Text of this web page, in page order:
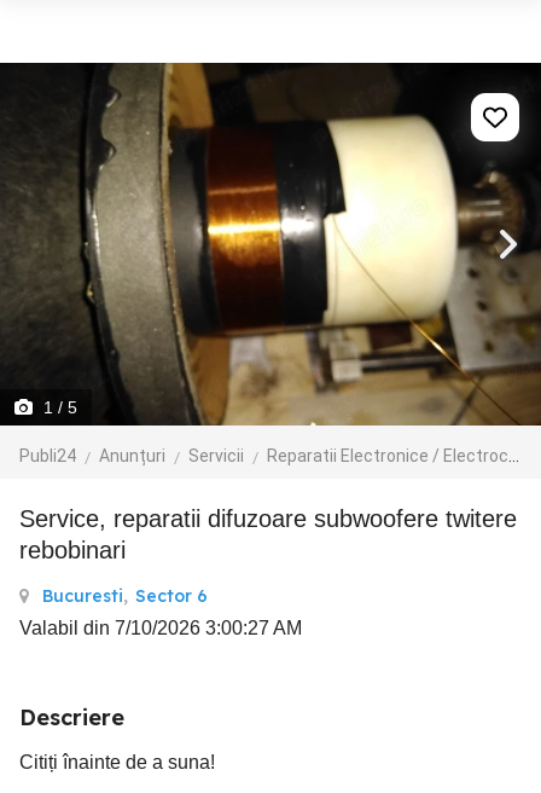
1 / 5
Publi24 Anunțuri Servicii Reparatii Electronice / Electrocasnice / PC
Service, reparatii difuzoare subwoofere twitere
rebobinari
Bucuresti, Sector 6
Valabil din 7/10/2026 3:00:27 AM
Descriere
Citiți înainte de a suna!